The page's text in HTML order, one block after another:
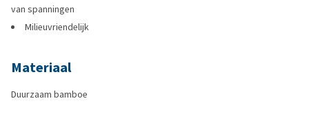
van spanningen
Milieuvriendelijk
Materiaal
Duurzaam bamboe